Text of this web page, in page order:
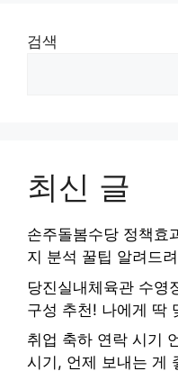
검색
최신 글
손주돌봄수당 정책효
지 분석 꿀팁 알려드
당진실내체육관 수영
구성 추천! 나에게 딱
취업 축하 연락 시기
시기, 언제 보내는 게